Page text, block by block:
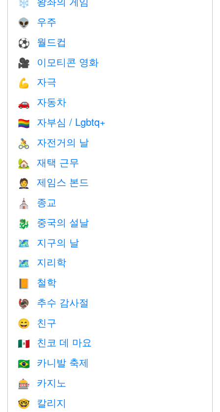
❄️
👽 우주
⚽ 월드컵
🎥 이모티콘 영화
💪 자극
🚗 자동차
🏳️‍🌈 자부심 / Lgbtq+
🚴 자전거의 날
🏡 재택 근무
🤵 제임스 본드
⛪️ 종교
🐉 중국의 설날
🗺️ 지구의 날
🗺 지리학
📙 철학
🦃 추수 감사절
😄 친구
🇲🇽 친코 데 마요
🇧🇷 카니발 축제
🎰 카지노
🤓 칼리지